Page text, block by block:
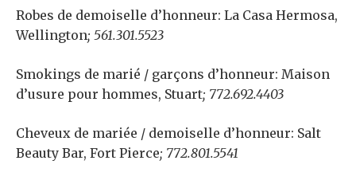
Robes de demoiselle d’honneur: La Casa Hermosa,
Wellington; 561.301.5523
Smokings de marié / garçons d’honneur: Maison
d’usure pour hommes, Stuart; 772.692.4403
Cheveux de mariée / demoiselle d’honneur: Salt
Beauty Bar, Fort Pierce; 772.801.5541